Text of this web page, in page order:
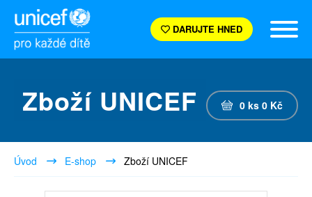
DARUJTE HNED
Zboží UNICEF 0 ks 0 Kč
Úvod E-shop Zboží UNICEF